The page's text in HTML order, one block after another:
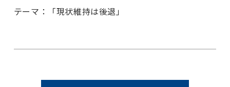
テーマ：「現状維持は後退」